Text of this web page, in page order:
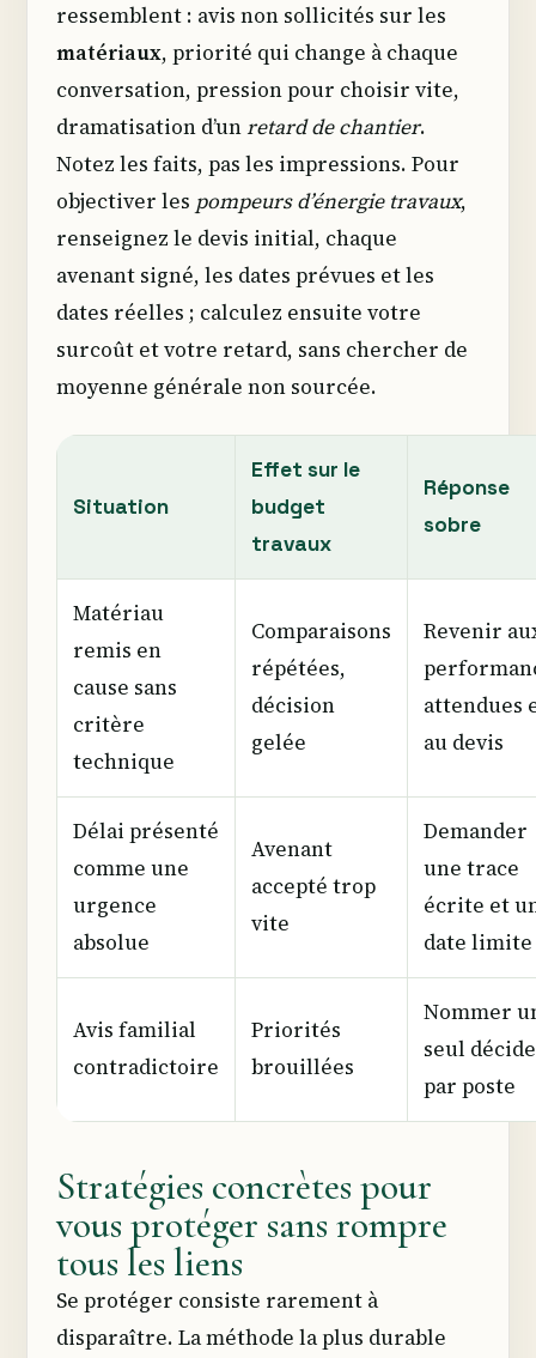
ressemblent : avis non sollicités sur les
matériaux, priorité qui change à chaque
conversation, pression pour choisir vite,
dramatisation d’unretard de chantier.
Notez les faits, pas les impressions. Pour
objectiver les pompeurs d’énergie travaux,
renseignez le devis initial, chaque
avenant signé, les dates prévues et les
dates réelles ; calculez ensuite votre
surcoût et votre retard, sans chercher de
moyenne générale non sourcée.
Situation
Effet sur le
budget
travaux
Réponse
sobre
Matériau
remis en
cause sans
critère
technique
Comparaisons
répétées,
décision
gelée
Revenir
attendues
au devis
Délai présenté
comme une
urgence
absolue
Avenant
accepté trop
vite
Demander
une trace
écrite et
date limite
Avis familial
contradictoire
Priorités
brouillées
Nommer
seul
par poste
Stratégies concrètes pour
vous protéger sans rompre
tous les liens
Se protéger consiste rarement à
disparaître. La méthode la plus durable